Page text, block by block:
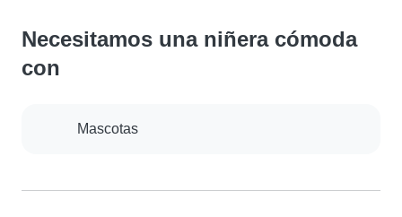
Necesitamos una niñera cómoda
con
Mascotas